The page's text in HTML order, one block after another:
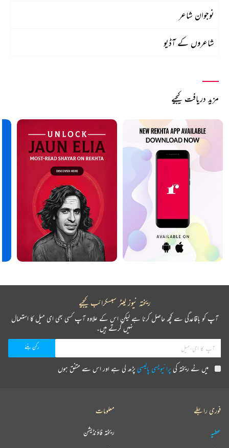
نوجوان شاعر
شاعروں کے آڈیو
مزید دریافت کیجیے
ریختہ نیوز لیٹر سبسکرائب کیجیے
آپ کو باقاعدگی سے کچھ حاصل کرنا ہے لیکن اس کے علاوہ آپ کسی بھی ای میل کا استعمال
نہیں کرتے ہیں۔
میں نے ریختہ کیپرائیویسی پالیسیپڑھ لی ہے اور اس سے متفق ہوں
فوری رابطے
عطیہ
معلومات
ریختہ فاؤنڈیشن